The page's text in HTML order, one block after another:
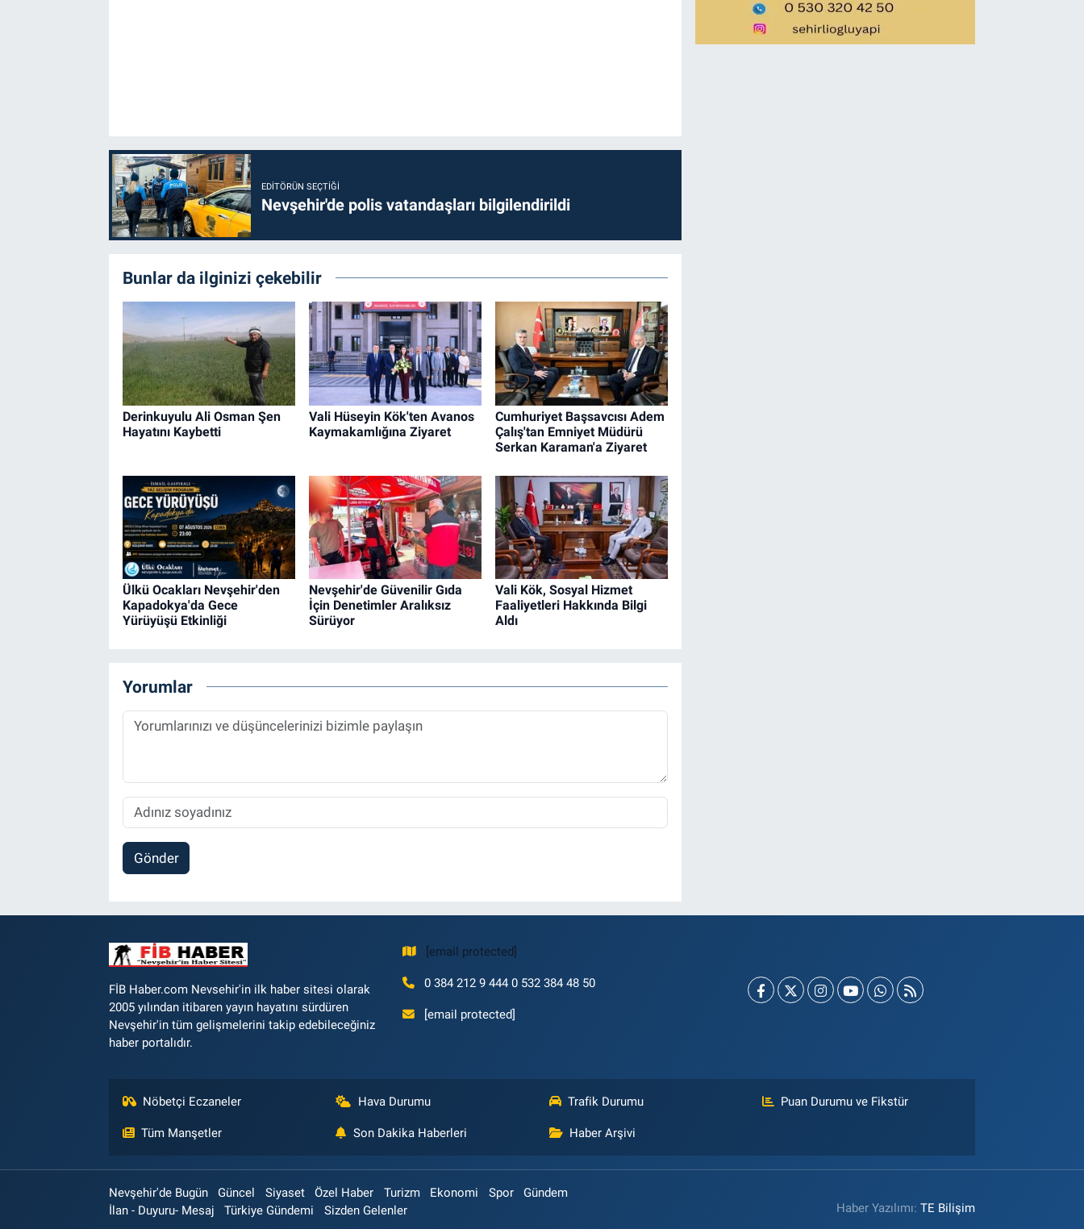
EDITÖRÜN SEÇTIĞI
Nevşehir'de polis vatandaşları bilgilendirildi
Bunlar da ilginizi çekebilir
Derinkuyulu Ali Osman Şen
Hayatını Kaybetti
Vali Hüseyin Kök'ten Avanos
Kaymakamlığına Ziyaret
Cumhuriyet Başsavcısı Adem
Çalış'tan Emniyet Müdürü
Serkan Karaman'a Ziyaret
Ülkü Ocakları Nevşehir'den
Kapadokya'da Gece
Yürüyüşü Etkinliği
Nevşehir'de Güvenilir Gıda
İçin Denetimler Aralıksız
Sürüyor
Vali Kök, Sosyal Hizmet
Faaliyetleri Hakkında Bilgi
Aldı
Yorumlar
Gönder
FİB Haber.com Nevsehir'in ilk haber sitesi olarak
2005 yılından itibaren yayın hayatını sürdüren
Nevşehir'in tüm gelişmelerini takip edebileceğiniz
haber portalıdır.
[email protected]
0 384 212 9 444 0 532 384 48 50
[email protected]
Nöbetçi Eczaneler Hava Durumu Trafik Durumu Puan Durumu ve Fikstür
Tüm Manşetler Son Dakika Haberleri Haber Arşivi
Nevşehir'de Bugün Güncel Siyaset Özel Haber Turizm Ekonomi Spor
Gündem
İlan - Duyuru- Mesaj
Türkiye Gündemi Sizden Gelenler Haber Yazılımı:TE Bilişim